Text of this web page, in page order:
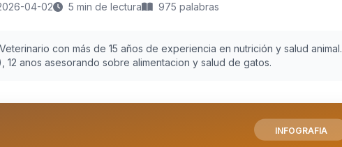
04-02 5 min de lectura 975 palabras
con más de 15 años de experiencia en nutrición y salud animal.
12 anos asesorando sobre alimentacion y salud de gatos.
INFOGRAFIA